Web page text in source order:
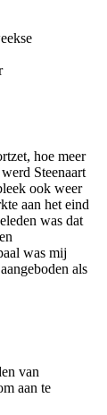
hoe meer
Steenaart
ook weer
aan het eind
was dat
was mij
als
van
aan te